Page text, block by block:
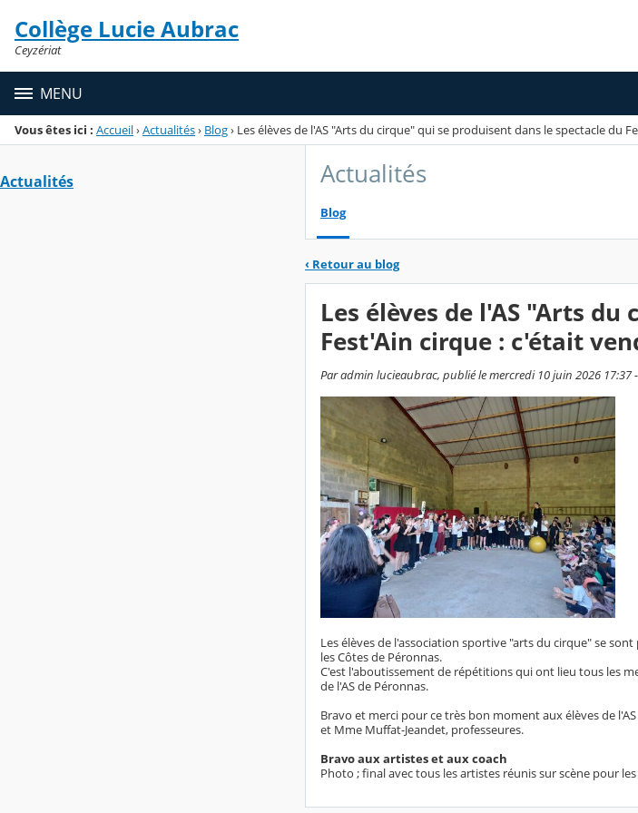
Menu de la rubrique
Contenu
Collège Lucie Aubrac
Ceyzériat
MENU
Vous êtes ici : Accueil›Actualités› Blog› Les élèves de l'AS "Arts du cirque" qui se produisent dans le spectacle du
Actualités Actualités
Blog
‹ Retour au blog
Les élèves de l'AS "Arts
Fest'Ain cirque : c'était
Par admin lucieaubrac, publié le mercredi 10 juin 2026 17:37
Les élèves de l'association sportive "arts du cirque" se
les Côtes de Péronnas.
C'est l'aboutissement de répétitions qui ont lieu tous les
de l'AS de Péronnas.
Bravo et merci pour ce très bon moment aux élèves de
et Mme Muffat-Jeandet, professeures.
Bravo aux artistes et aux coach
Photo ; final avec tous les artistes réunis sur scène pour